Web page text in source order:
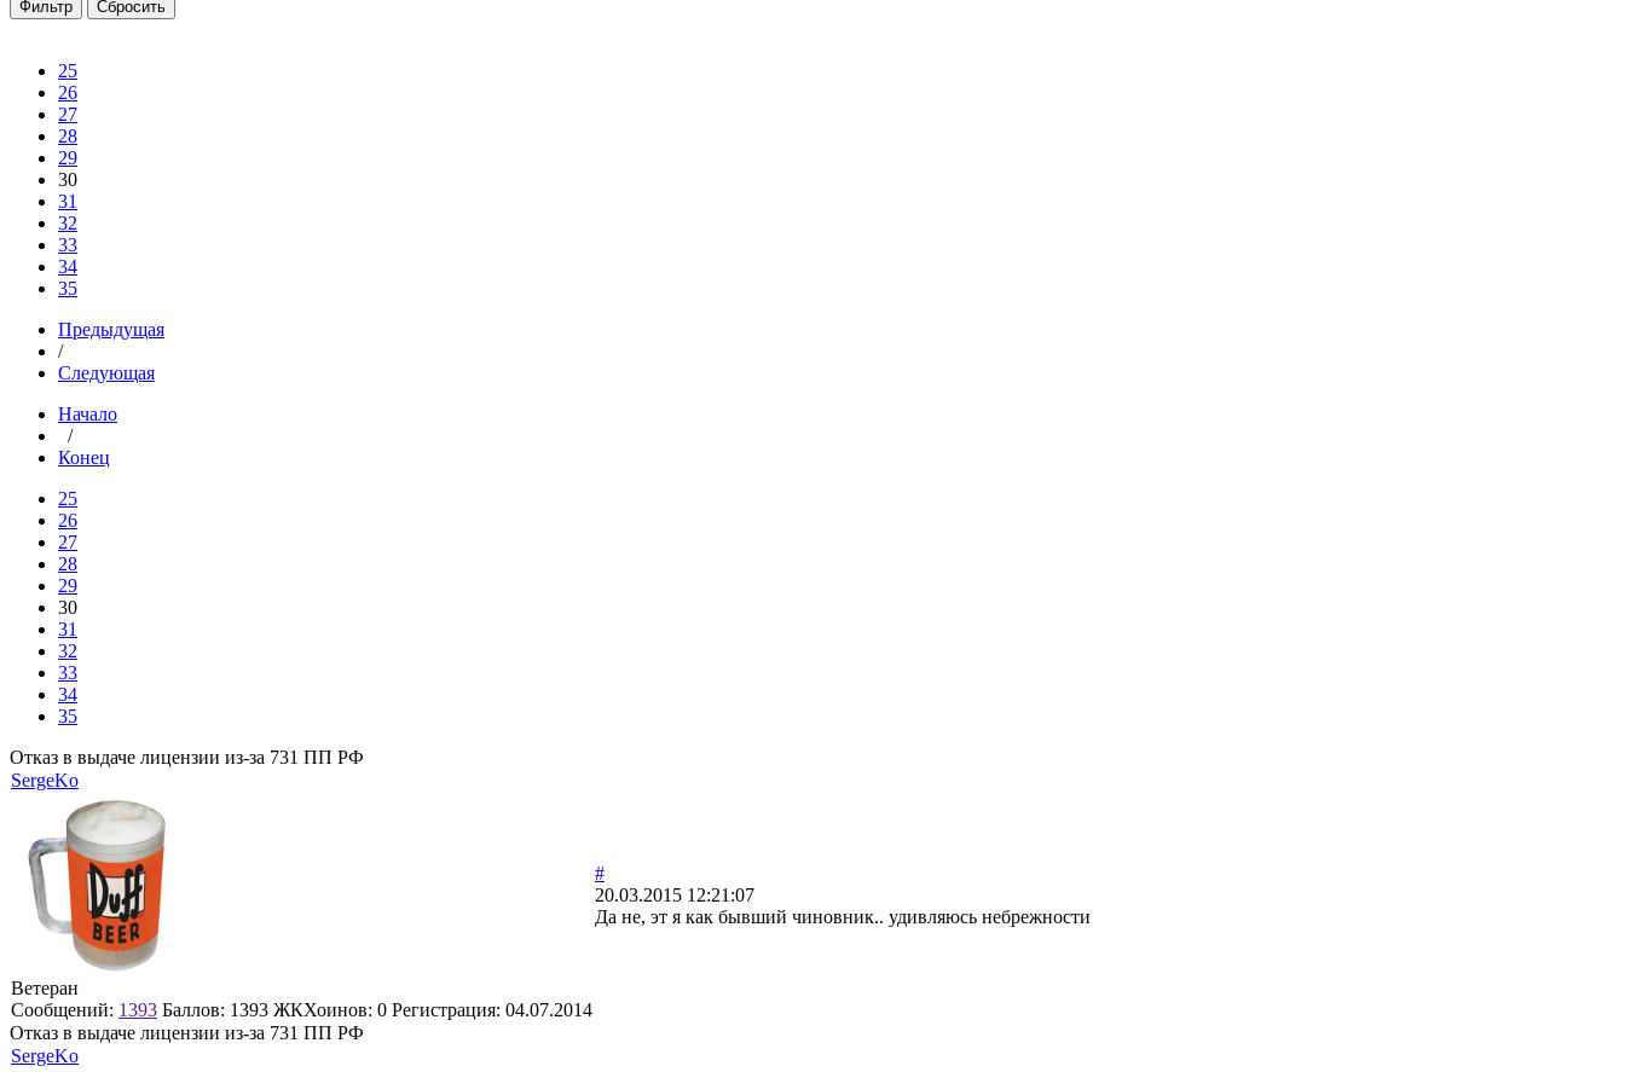
25
26
27
28
29
30
31
32
33
34
35
Предыдущая
/
Следующая
Начало
/
Конец
25
26
27
28
29
30
31
32
33
34
35
Отказ в выдаче лицензии из-за 731 ПП РФ
SergeKo
Ветеран
Сообщений: 1393 Баллов: 1393 ЖКХоинов: 0 Регистрация: 04.07.2014
#
20.03.2015 12:21:07
Да не, эт я как бывший чиновник.. удивляюсь небрежности
Отказ в выдаче лицензии из-за 731 ПП РФ
SergeKo